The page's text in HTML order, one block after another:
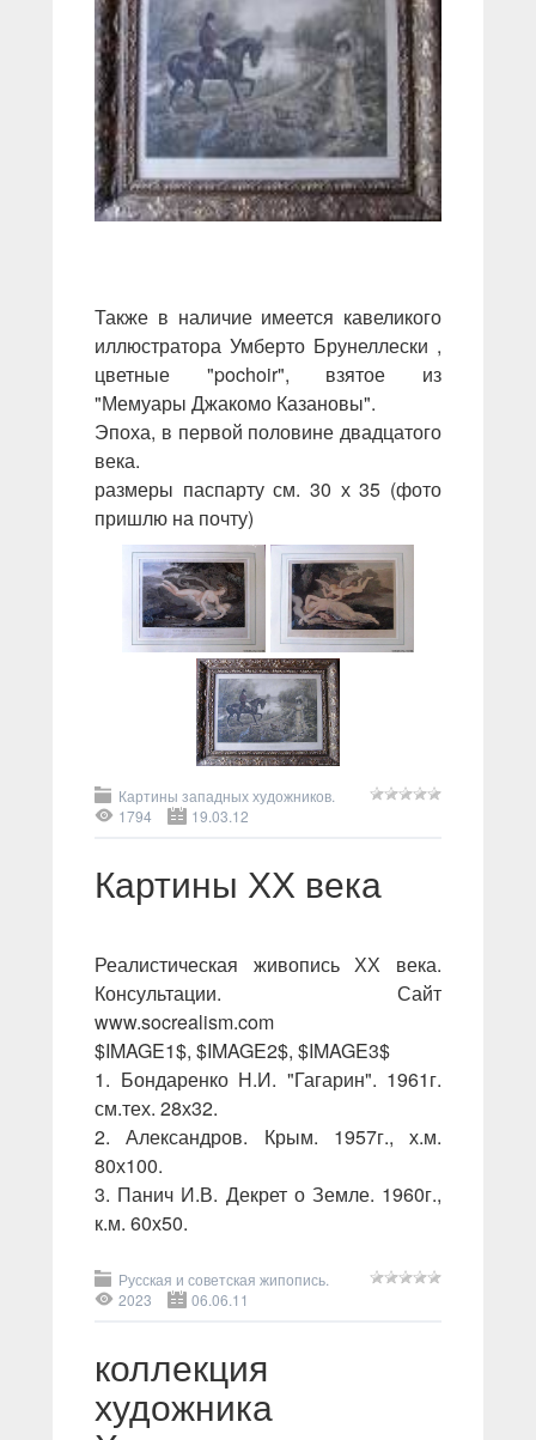
Также в наличие имеется кавеликого
иллюстратора Умберто Брунеллески ,
цветные "pochoir", взятое из
"Мемуары Джакомо Казановы".
Эпоха, в первой половине двадцатого
века.
размеры паспарту см. 30 х 35 (фото
пришлю на почту)
Картины западных художников.
1794
19.03.12
Картины ХХ века
Реалистическая живопись ХХ века.
Консультации. Сайт
www.socrealism.com
$IMAGE1$, $IMAGE2$, $IMAGE3$
1. Бондаренко Н.И. "Гагарин". 1961г.
см.тех. 28х32.
2. Александров. Крым. 1957г., х.м.
80х100.
3. Панич И.В. Декрет о Земле. 1960г.,
к.м. 60х50.
Русская и советская жипопись.
2023
06.06.11
коллекция
художника